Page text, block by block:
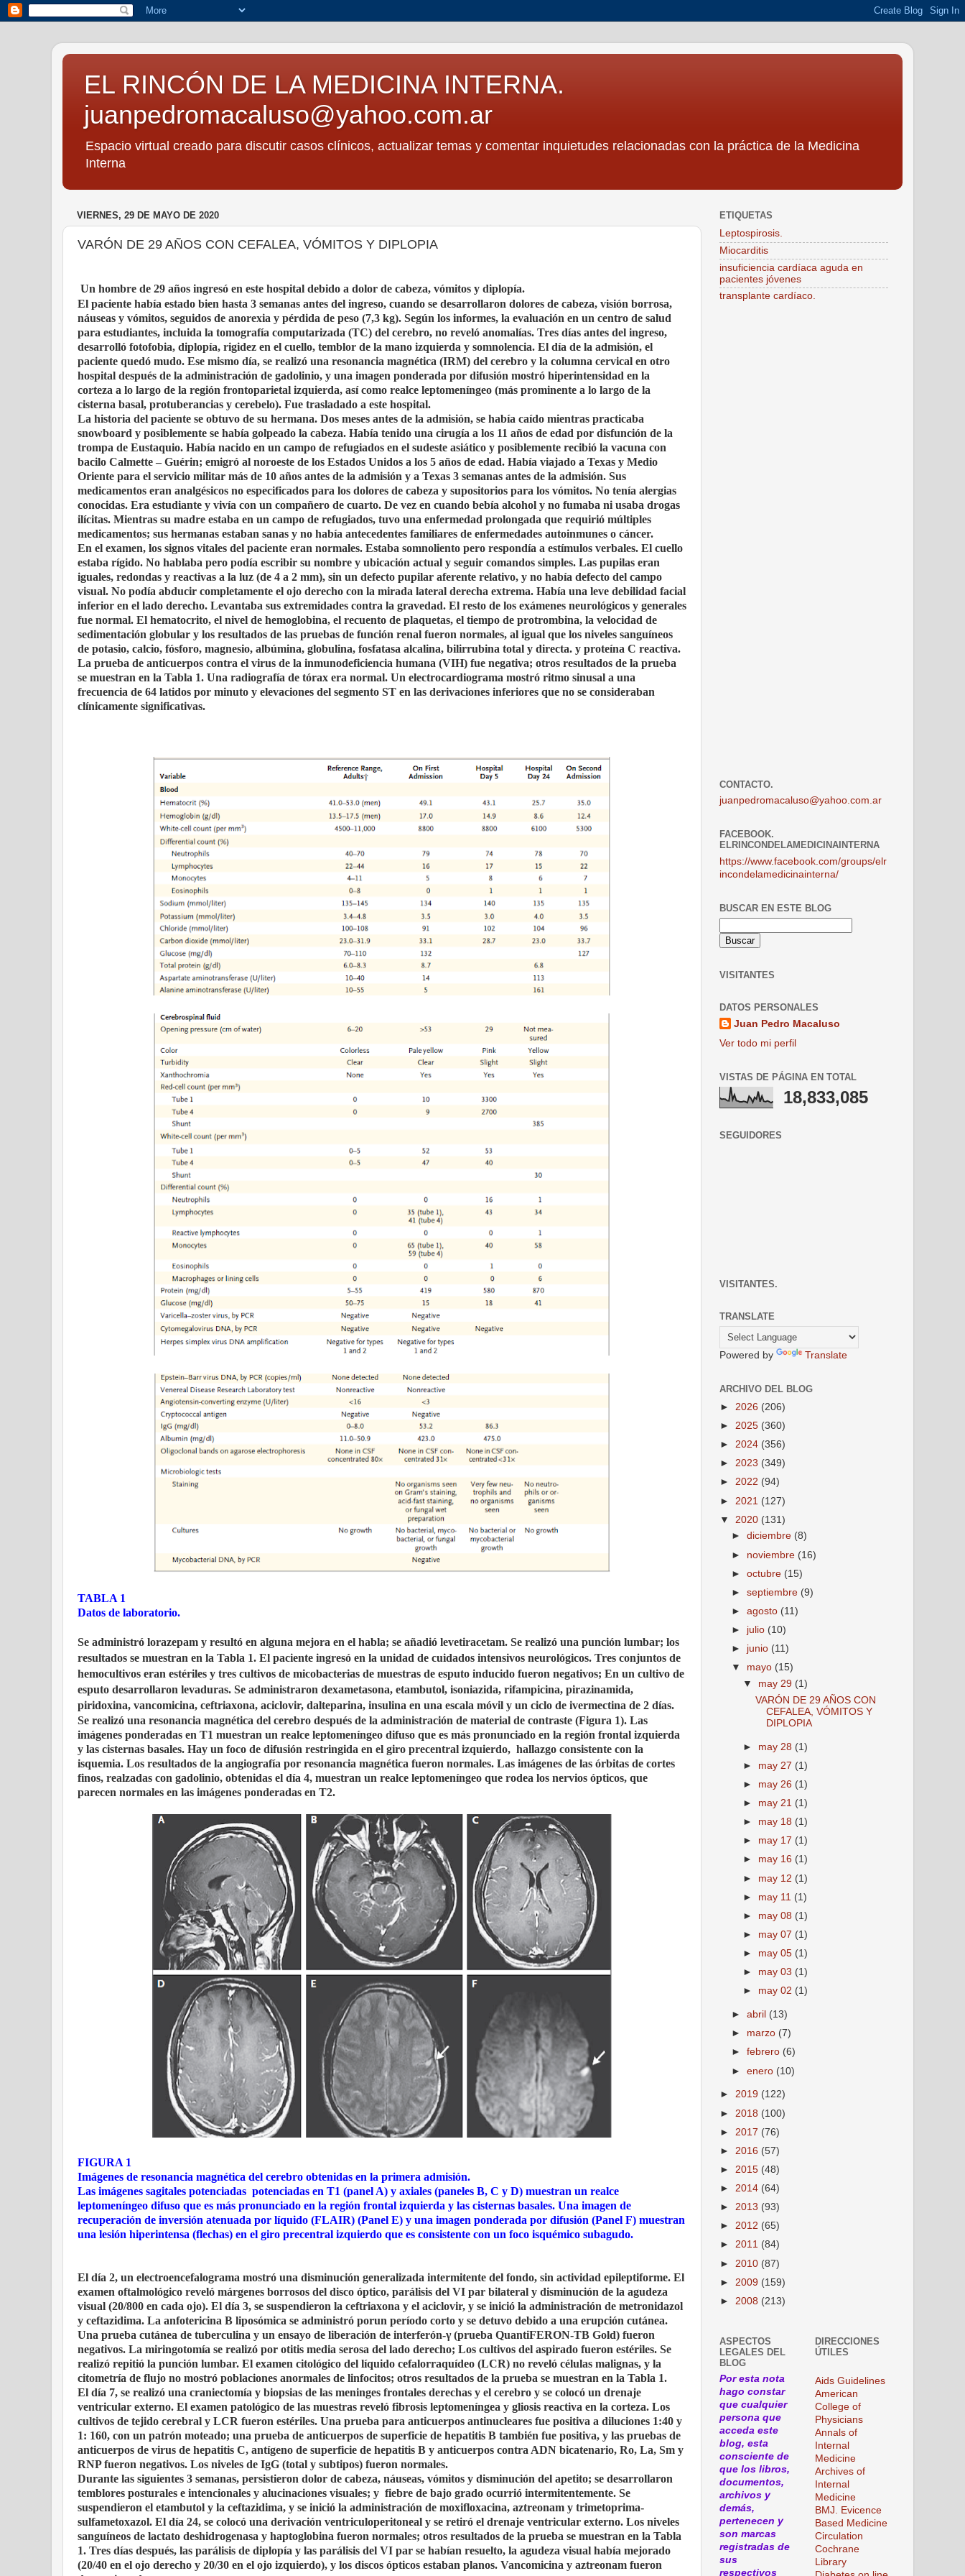
EL RINCÓN DE LA MEDICINA INTERNA.
juanpedromacaluso@yahoo.com.ar
Espacio virtual creado para discutir casos clínicos, actualizar temas y comentar inquietudes relacionadas con la práctica de la Medicina
Interna
VIERNES, 29 DE MAYO DE 2020
VARÓN DE 29 AÑOS CON CEFALEA, VÓMITOS Y DIPLOPIA
Un hombre de 29 años ingresó en este hospital debido a dolor de cabeza, vómitos y diplopía.
El paciente había estado bien hasta 3 semanas antes del ingreso, cuando se desarrollaron dolores de cabeza, visión borrosa,
náuseas y vómitos, seguidos de anorexia y pérdida de peso (7,3 kg). Según los informes, la evaluación en un centro de salud
para estudiantes, incluida la tomografía computarizada (TC) del cerebro, no reveló anomalías. Tres días antes del ingreso,
desarrolló fotofobia, diplopía, rigidez en el cuello, temblor de la mano izquierda y somnolencia. El día de la admisión, el
paciente quedó mudo. Ese mismo día, se realizó una resonancia magnética (IRM) del cerebro y la columna cervical en otro
hospital después de la administración de gadolinio, y una imagen ponderada por difusión mostró hiperintensidad en la
corteza a lo largo de la región frontoparietal izquierda, así como realce leptomeníngeo (más prominente a lo largo de la
cisterna basal, protuberancias y cerebelo). Fue trasladado a este hospital.
La historia del paciente se obtuvo de su hermana. Dos meses antes de la admisión, se había caído mientras practicaba
snowboard y posiblemente se había golpeado la cabeza. Había tenido una cirugía a los 11 años de edad por disfunción de la
trompa de Eustaquio. Había nacido en un campo de refugiados en el sudeste asiático y posiblemente recibió la vacuna con
bacilo Calmette – Guérin; emigró al noroeste de los Estados Unidos a los 5 años de edad. Había viajado a Texas y Medio
Oriente para el servicio militar más de 10 años antes de la admisión y a Texas 3 semanas antes de la admisión. Sus
medicamentos eran analgésicos no especificados para los dolores de cabeza y supositorios para los vómitos. No tenía alergias
conocidas. Era estudiante y vivía con un compañero de cuarto. De vez en cuando bebía alcohol y no fumaba ni usaba drogas
ilícitas. Mientras su madre estaba en un campo de refugiados, tuvo una enfermedad prolongada que requirió múltiples
medicamentos; sus hermanas estaban sanas y no había antecedentes familiares de enfermedades autoinmunes o cáncer.
En el examen, los signos vitales del paciente eran normales. Estaba somnoliento pero respondía a estímulos verbales. El cuello
estaba rígido. No hablaba pero podía escribir su nombre y ubicación actual y seguir comandos simples. Las pupilas eran
iguales, redondas y reactivas a la luz (de 4 a 2 mm), sin un defecto pupilar aferente relativo, y no había defecto del campo
visual. No podía abducir completamente el ojo derecho con la mirada lateral derecha extrema. Había una leve debilidad facial
inferior en el lado derecho. Levantaba sus extremidades contra la gravedad. El resto de los exámenes neurológicos y generales
fue normal. El hematocrito, el nivel de hemoglobina, el recuento de plaquetas, el tiempo de protrombina, la velocidad de
sedimentación globular y los resultados de las pruebas de función renal fueron normales, al igual que los niveles sanguíneos
de potasio, calcio, fósforo, magnesio, albúmina, globulina, fosfatasa alcalina, bilirrubina total y directa. y proteína C reactiva.
La prueba de anticuerpos contra el virus de la inmunodeficiencia humana (VIH) fue negativa; otros resultados de la prueba
se muestran en la Tabla 1. Una radiografía de tórax era normal. Un electrocardiograma mostró ritmo sinusal a una
frecuencia de 64 latidos por minuto y elevaciones del segmento ST en las derivaciones inferiores que no se consideraban
clínicamente significativas.
TABLA 1
Datos de laboratorio.
Se administró lorazepam y resultó en alguna mejora en el habla; se añadió levetiracetam. Se realizó una punción lumbar; los
resultados se muestran en la Tabla 1. El paciente ingresó en la unidad de cuidados intensivos neurológicos. Tres conjuntos de
hemocultivos eran estériles y tres cultivos de micobacterias de muestras de esputo inducido fueron negativos; En un cultivo de
esputo desarrollaron levaduras. Se administraron dexametasona, etambutol, isoniazida, rifampicina, pirazinamida,
piridoxina, vancomicina, ceftriaxona, aciclovir, dalteparina, insulina en una escala móvil y un ciclo de ivermectina de 2 días.
Se realizó una resonancia magnética del cerebro después de la administración de material de contraste (Figura 1). Las
imágenes ponderadas en T1 muestran un realce leptomeníngeo difuso que es más pronunciado en la región frontal izquierda
y las cisternas basales. Hay un foco de difusión restringida en el giro precentral izquierdo, hallazgo consistente con la
isquemia. Los resultados de la angiografía por resonancia magnética fueron normales. Las imágenes de las órbitas de cortes
finos, realzadas con gadolinio, obtenidas el día 4, muestran un realce leptomeníngeo que rodea los nervios ópticos, que
parecen normales en las imágenes ponderadas en T2.
FIGURA 1
Imágenes de resonancia magnética del cerebro obtenidas en la primera admisión.
Las imágenes sagitales potenciadas potenciadas en T1 (panel A) y axiales (paneles B, C y D) muestran un realce
leptomeníngeo difuso que es más pronunciado en la región frontal izquierda y las cisternas basales. Una imagen de
recuperación de inversión atenuada por líquido (FLAIR) (Panel E) y una imagen ponderada por difusión (Panel F) muestran
una lesión hiperintensa (flechas) en el giro precentral izquierdo que es consistente con un foco isquémico subagudo.
El día 2, un electroencefalograma mostró una disminución generalizada intermitente del fondo, sin actividad epileptiforme. El
examen oftalmológico reveló márgenes borrosos del disco óptico, parálisis del VI par bilateral y disminución de la agudeza
visual (20/800 en cada ojo). El día 3, se suspendieron la ceftriaxona y el aciclovir, y se inició la administración de metronidazol
y ceftazidima. La anfotericina B liposómica se administró porun período corto y se detuvo debido a una erupción cutánea.
Una prueba cutánea de tuberculina y un ensayo de liberación de interferón-γ (prueba QuantiFERON-TB Gold) fueron
negativos. La miringotomía se realizó por otitis media serosa del lado derecho; Los cultivos del aspirado fueron estériles. Se
realizó repitió la punción lumbar. El examen citológico del líquido cefalorraquídeo (LCR) no reveló células malignas, y la
citometría de flujo no mostró poblaciones anormales de linfocitos; otros resultados de la prueba se muestran en la Tabla 1.
El día 7, se realizó una craniectomía y biopsias de las meninges frontales derechas y el cerebro y se colocó un drenaje
ventricular externo. El examen patológico de las muestras reveló fibrosis leptomeníngea y gliosis reactiva en la corteza. Los
cultivos de tejido cerebral y LCR fueron estériles. Una prueba para anticuerpos antinucleares fue positiva a diluciones 1:40 y
1: 160, con un patrón moteado; una prueba de anticuerpos de superficie de hepatitis B también fue positiva, y las pruebas de
anticuerpos de virus de hepatitis C, antígeno de superficie de hepatitis B y anticuerpos contra ADN bicatenario, Ro, La, Sm y
RNP fueron negativos. Los niveles de IgG (total y subtipos) fueron normales.
Durante las siguientes 3 semanas, persistieron dolor de cabeza, náuseas, vómitos y disminución del apetito; se desarrollaron
temblores posturales e intencionales y alucinaciones visuales; y fiebre de bajo grado ocurrió intermitentemente. Se
suspendieron el etambutol y la ceftazidima, y ​​se inició la administración de moxifloxacina, aztreonam y trimetoprima-
sulfametoxazol. El día 24, se colocó una derivación ventriculoperitoneal y se retiró el drenaje ventricular externo. Los niveles
sanguíneos de lactato deshidrogenasa y haptoglobina fueron normales; otros resultados de la prueba se muestran en la Tabla
1. Tres días después, las parálisis de diplopía y las parálisis del VI par se habían resuelto, la agudeza visual había mejorado
(20/40 en el ojo derecho y 20/30 en el ojo izquierdo), y los discos ópticos estaban planos. Vancomicina y aztreonam fueron
ETIQUETAS
Leptospirosis.
Miocarditis
insuficiencia cardíaca aguda en
pacientes jóvenes
transplante cardíaco.
CONTACTO.
juanpedromacaluso@yahoo.com.ar
FACEBOOK.
ELRINCONDELAMEDICINAINTERNA
https://www.facebook.com/groups/elr
incondelamedicinainterna/
BUSCAR EN ESTE BLOG
VISITANTES
DATOS PERSONALES
Juan Pedro Macaluso
Ver todo mi perfil
VISTAS DE PÁGINA EN TOTAL
18,833,085
SEGUIDORES
VISITANTES.
TRANSLATE
Powered by Translate
ARCHIVO DEL BLOG
► 2026 (206)
► 2025 (360)
► 2024 (356)
► 2023 (349)
► 2022 (94)
► 2021 (127)
▼ 2020 (131)
►diciembre (8)
► noviembre (16)
►octubre (15)
►septiembre (9)
►agosto (11)
► julio (10)
► junio (11)
▼ mayo (15)
▼ may 29 (1)
VARÓN DE 29 AÑOS CON
CEFALEA, VÓMITOS Y
DIPLOPIA
► may 28 (1)
► may 27 (1)
► may 26 (1)
► may 21 (1)
► may 18 (1)
► may 17 (1)
► may 16 (1)
► may 12 (1)
► may 11 (1)
► may 08 (1)
► may 07 (1)
► may 05 (1)
► may 03 (1)
► may 02 (1)
►abril (13)
► marzo (7)
►febrero (6)
►enero (10)
► 2019 (122)
► 2018 (100)
► 2017 (76)
► 2016 (57)
► 2015 (48)
► 2014 (64)
► 2013 (93)
► 2012 (65)
► 2011 (84)
► 2010 (87)
► 2009 (159)
► 2008 (213)
ASPECTOS
LEGALES DEL
BLOG
Por esta nota
hago constar
que cualquier
persona que
acceda este
blog, esta
consciente de
que los libros,
documentos,
archivos y
demás,
pertenecen y
son marcas
registradas de
sus
respectivos
DIRECCIONES
ÚTILES
Aids Guidelines
American
College of
Physicians
Annals of
Internal
Medicine
Archives of
Internal
Medicine
BMJ. Evicence
Based Medicine
Circulation
Cochrane
Library